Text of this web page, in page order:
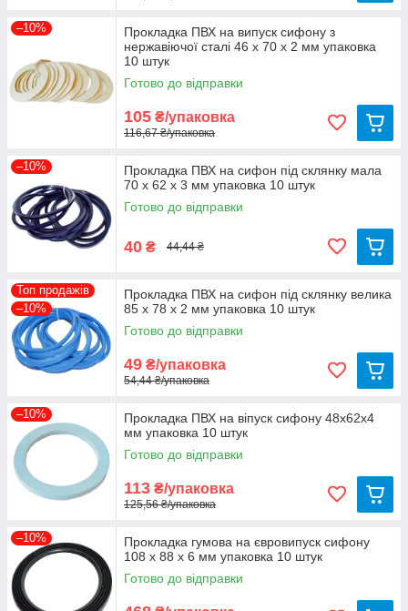
–10%
Прокладка ПВХ на випуск сифону з
нержавіючої сталі 46 х 70 х 2 мм упаковка
10 штук
Готово до відправки
105 ₴/упаковка
116,67 ₴/упаковка
–10%
Прокладка ПВХ на сифон під склянку мала
70 х 62 х 3 мм упаковка 10 штук
Готово до відправки
40 ₴ 44,44 ₴
Топ продажів
–10%
Прокладка ПВХ на сифон під склянку велика
85 х 78 х 2 мм упаковка 10 штук
Готово до відправки
49 ₴/упаковка
54,44 ₴/упаковка
–10%
Прокладка ПВХ на віпуск сифону 48х62х4
мм упаковка 10 штук
Готово до відправки
113 ₴/упаковка
125,56 ₴/упаковка
–10%
Прокладка гумова на євровипуск сифону
108 х 88 х 6 мм упаковка 10 штук
Готово до відправки